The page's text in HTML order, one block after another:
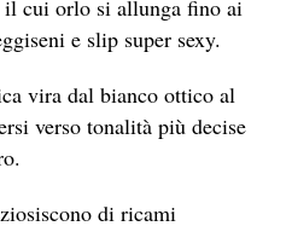
cui orlo si allunga fino ai
e slip super sexy.
vira dal bianco ottico al
verso tonalità più decise
di ricami